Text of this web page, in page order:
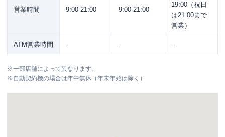
営業時間 9:00-21:00 9:00-21:00
19:00（祝日
は21:00まで
営業）
ATM営業時間 - - -
※一部店舗によって異なります。
※自動契約機の場合は年中無休（年末年始は除く）